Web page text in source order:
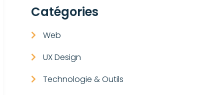
Catégories
Web
UX Design
Technologie & Outils